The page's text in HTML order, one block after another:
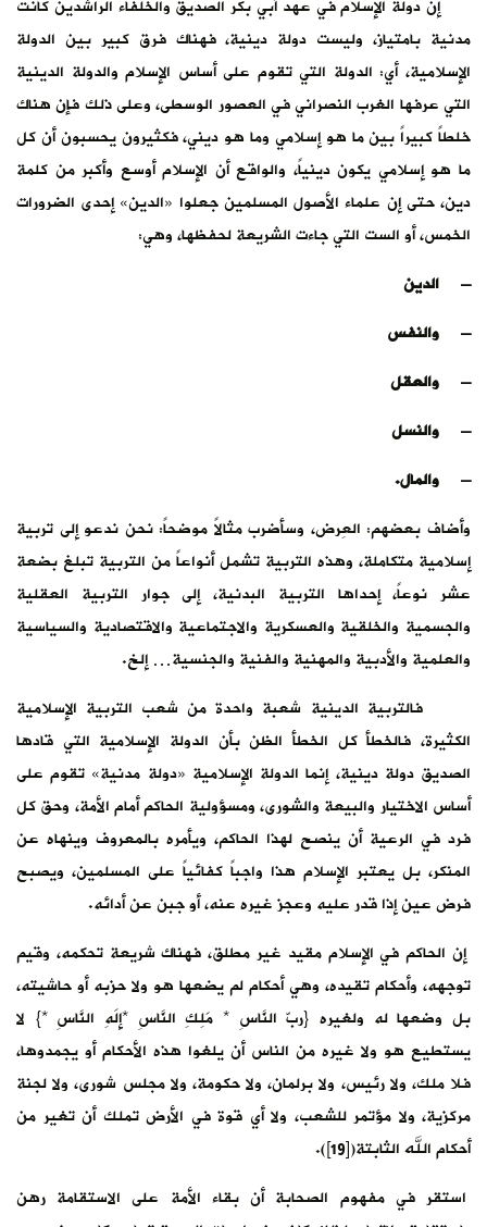
إن دولة الإسلام في عهد أبي بكر الصديق والخلفاء الراشدين كانت
مدنية بامتياز، وليست دولة دينية، فهناك فرق كبير بين الدولة
الإسلامية، أي: الدولة التي تقوم على أساس الإسلام والدولة الدينية
التي عرفها الغرب النصراني في العصور الوسطى، وعلى ذلك فإن هناك
خلطاً كبيراً بين ما هو إسلامي وما هو ديني، فكثيرون يحسبون أن كل
ما هو إسلامي يكون دينياً، والواقع أن الإسلام أوسع وأكبر من كلمة
دين، حتى إن علماء الأصول المسلمين جعلوا «الدين» إحدى الضرورات
الخمس، أو الست التي جاءت الشريعة لحفظها، وهي:
– الدين
– والنفس
– والعقل
– والنسل
– والمال.
وأضاف بعضهم: العِرض، وسأضرب مثالاً موضحاً: نحن ندعو إلى تربية
إسلامية متكاملة، وهذه التربية تشمل أنواعاً من التربية تبلغ بضعة
عشر نوعاً، إحداها التربية البدنية، إلى جوار التربية العقلية
والجسمية والخلقية والعسكرية والاجتماعية والاقتصادية والسياسية
والعلمية والأدبية والمهنية والفنية والجنسية… إلخ.
فالتربية الدينية شعبة واحدة من شعب التربية الإسلامية
الكثيرة، فالخطأ كل الخطأ الظن بأن الدولة الإسلامية التي قادها
الصديق دولة دينية، إنما الدولة الإسلامية «دولة مدنية» تقوم على
أساس الاختيار والبيعة والشورى، ومسؤولية الحاكم أمام الأمة، وحق كل
فرد في الرعية أن ينصح لهذا الحاكم، ويأمره بالمعروف وينهاه عن
المنكر، بل يعتبر الإسلام هذا واجباً كفائياً على المسلمين، ويصبح
فرض عين إذا قدر عليه وعجز غيره عنه، أو جبن عن أدائه.
إن الحاكم في الإسلام مقيد غير مطلق، فهناك شريعة تحكمه، وقيم
توجهه، وأحكام تقيده، وهي أحكام لم يضعها هو ولا حزبه أو حاشيته،
بل وضعها له ولغيره {ربّ النَّاسِ * مَلِكِ النَّاسِ *إِلَهِ النَّاسِ *} لا
يستطيع هو ولا غيره من الناس أن يلغوا هذه الأحكام أو يجمدوها،
فلا ملك، ولا رئيس، ولا برلمان، ولا حكومة، ولا مجلس شورى، ولا لجنة
مركزية، ولا مؤتمر للشعب، ولا أي قوة في الأرض تملك أن تغير من
أحكام الله الثابتة([19]).
استقر في مفهوم الصحابة أن بقاء الأمة على الاستقامة رهن